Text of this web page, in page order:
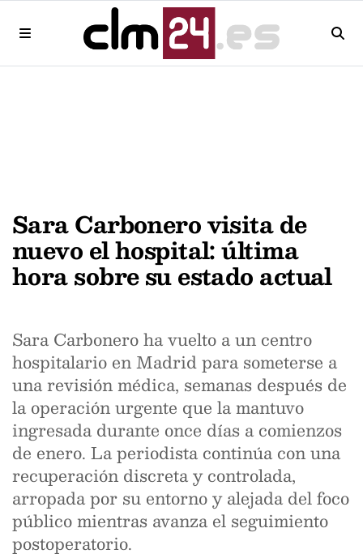
Sara Carbonero visita de
nuevo el hospital: última
hora sobre su estado actual
Sara Carbonero ha vuelto a un centro
hospitalario en Madrid para someterse a
una revisión médica, semanas después de
la operación urgente que la mantuvo
ingresada durante once días a comienzos
de enero. La periodista continúa con una
recuperación discreta y controlada,
arropada por su entorno y alejada del foco
público mientras avanza el seguimiento
postoperatorio.